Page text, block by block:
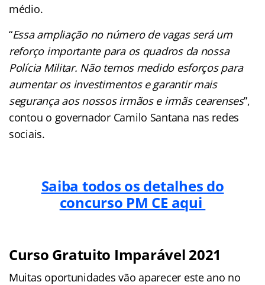
médio.
“Essa ampliação no número de vagas será um
reforço importante para os quadros da nossa
Polícia Militar. Não temos medido esforços para
aumentar os investimentos e garantir mais
segurança aos nossos irmãos e irmãs cearenses”,
contou o governador Camilo Santana nas redes
sociais.
Saiba todos os detalhes do
concurso PM CE aqui
Curso Gratuito Imparável 2021
Muitas oportunidades vão aparecer este ano no